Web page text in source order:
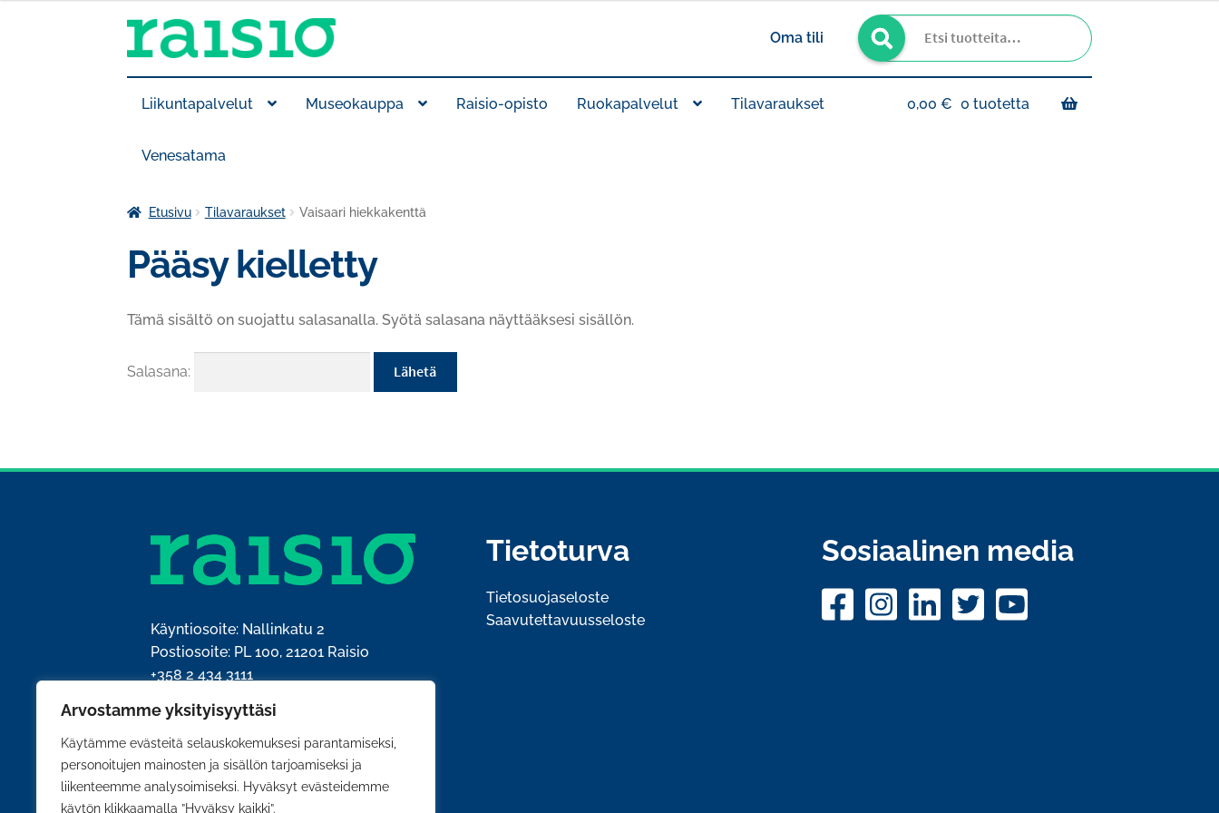
Arvostamme yksityisyyttäsi
Käytämme evästeitä selauskokemuksesi parantamiseksi,
personoitujen mainosten ja sisällön tarjoamiseksi ja
liikenteemme analysoimiseksi. Hyväksyt evästeidemme
käytön klikkaamalla ”Hyväksy kaikki”.
Siirry
Siirry
Oma tili
Etsi:
Haku
Liikuntapalvelut Museokauppa Raisio-opisto Ruokapalvelut Tilavaraukset
Venesatama
0,00 € 0 tuotetta
Etusivu Tilavaraukset Vaisaari hiekkakenttä
Pääsy kielletty
Tämä sisältö on suojattu salasanalla. Syötä salasana näyttääksesi sisällön.
Salasana:
Käyntiosoite: Nallinkatu 2
Postiosoite: PL 100, 21201 Raisio
+358 2 434 3111
Y-tunnus: 0204428-5
Tietoturva
Tietosuojaseloste
Saavutettavuusseloste
Sosiaalinen media